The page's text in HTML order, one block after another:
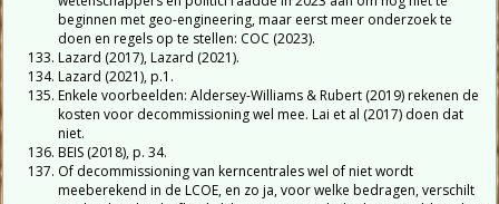
beginnen met geo-engineering, maar eerst meer onderzoek te
doen en regels op te stellen: COC (2023).
Lazard (2017), Lazard (2021).
Lazard (2021), p.1.
Enkele voorbeelden: Aldersey-Williams & Rubert (2019) rekenen de
kosten voor decommissioning wel mee. Lai et al (2017) doen dat
niet.
BEIS (2018), p. 34.
Of decommissioning van kerncentrales wel of niet wordt
meeberekend in de LCOE, en zo ja, voor welke bedragen, verschilt